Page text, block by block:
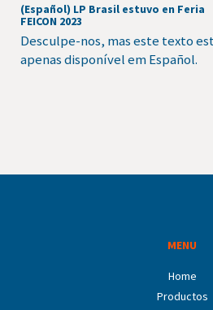
(Español) LP Brasil estuvo en Feria
FEICON 2023
Desculpe-nos, mas este texto
apenas disponível em Español.
MENU
Home
Productos